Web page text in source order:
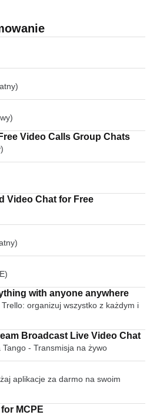
Viber Messenger - Free Video Calls Group Chats
Text and Video Chat for Free
with anyone anywhere
organizuj wszystko z każdym i
Tango - Go Live Stream Broadcast Live Video Chat
- Transmisja na żywo
aplikacje za darmo na swoim
MCPE